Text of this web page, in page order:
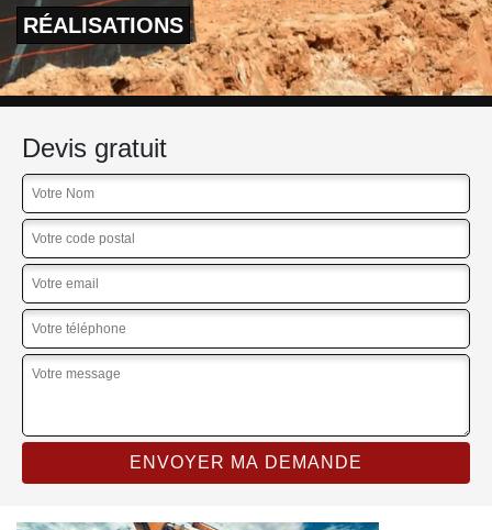
RÉALISATIONS
Devis gratuit